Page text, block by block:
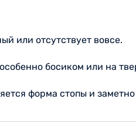
или отсутствует вовсе.
босиком или на
форма стопы и